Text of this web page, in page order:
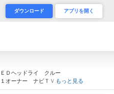
ダウンロード アプリを開く
Ｄヘッドライ クルー
オーナー ナビＴＶ
ー接続 スマートキ－
もっと見る